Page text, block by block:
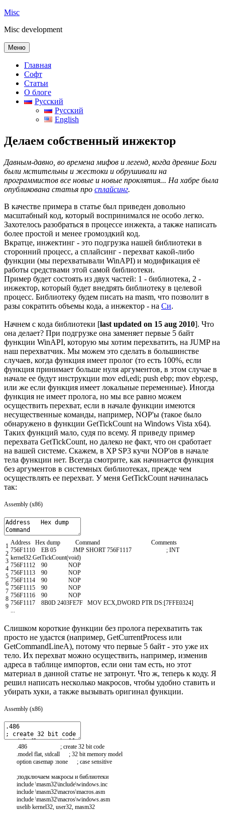
Перейти
содержимому
Misc
Misc development
Меню
Главная
Софт
Статьи
О блоге
Русский
Русский
English
Делаем собственный инжектор
Давным-давно, во времена мифов и легенд, когда древние Боги
были мстительны и жестоки и обрушивали на
программистов все новые и новые проклятия... На хабре была
опубликована статья про сплайсинг.
В качестве примера в статье был приведен довольно
масштабный код, который воспринимался не особо легко.
Захотелось разобраться в процессе инжекта, а также написать
более простой и менее громоздкий код.
Вкратце, инжектинг - это подгрузка нашей библиотеки в
сторонний процесс, а сплайсинг - перехват какой-либо
функции (мы перехватывали WinAPI) и модификация её
работы средствами этой самой библиотеки.
Пример будет состоять из двух частей: 1 - библиотека, 2 -
инжектор, который будет внедрять библиотеку в целевой
процесс. Библиотеку будем писать на masm, что позволит в
разы сократить объемы кода, а инжектор - на Си.
Начнем с кода библиотеки [last updated on 15 aug 2010]. Что
она делает? При подгрузке она заменяет первые 5 байт
функции WinAPI, которую мы хотим перехватить, на JUMP на
наш перехватчик. Мы можем это сделать в большинстве
случаев, когда функция имеет пролог (то есть 100%, если
функция принимает больше нуля аргументов, в этом случае в
начале ее будут инструкции mov edi,edi; push ebp; mov ebp;esp,
или же если функция имеет локальные переменные). Иногда
функция не имеет пролога, но мы все равно можем
осуществить перехват, если в начале функции имеются
несущественные команды, например, NOP'ы (такое было
обнаружено в функции GetTickCount на Windows Vista x64).
Таких функций мало, судя по всему. Я приведу пример
перехвата GetTickCount, но далеко не факт, что он сработает
на вашей системе. Скажем, в XP SP3 кучи NOP'ов в начале
тела функции нет. Всегда смотрите, как начинается функция
без аргументов в системных библиотеках, прежде чем
осуществлять ее перехват. У меня GetTickCount начиналась
так:
Assembly (x86)
1
2
3
4
5
6
7
8
9
Address Hex dump Command
Comments
756F1110
EB 05 JMP SHORT 756F1117
; INT
kernel32.GetTickCount(void)
756F1112
90
NOP
756F1113
90
NOP
756F1114
90
NOP
756F1115
90
NOP
756F1116
90
NOP
756F1117
8B0D 2403FE7F MOV ECX DWORD PTR DS:[7FFE0324]
Слишком короткие функции без пролога перехватить так
просто не удастся (например, GetCurrentProcess или
GetCommandLineA), потому что первые 5 байт - это уже их
тело. Их перехват можно осуществить, например, изменив
адреса в таблице импортов, если они там есть, но этот
материал в данной статье не затронут. Что ж, теперь к коду. Я
решил написать несколько макросов, чтобы удобно ставить и
убирать хуки, а также вызывать оригинал функции.
Assembly (x86)
.486
; create 32 bit code
.model flat, stdcall
; 32 bit memory model
option casemap :none ; case sensitive
;подключаем макросы и библиотеки
include \masm32\include\windows.inc
include \masm32\macros\macros.asm
include \masm32\macros\windows.asm
uselib kernel32, user32, masm32